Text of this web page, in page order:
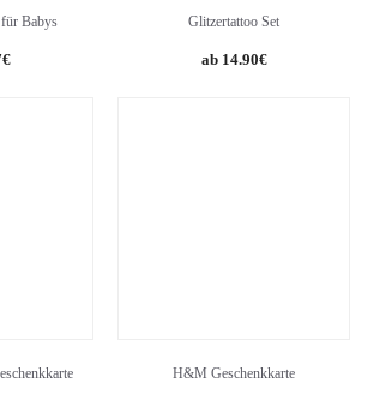
Babys
€Current
Glitzertattoo Set
14.90€
H&M Geschenkkarte